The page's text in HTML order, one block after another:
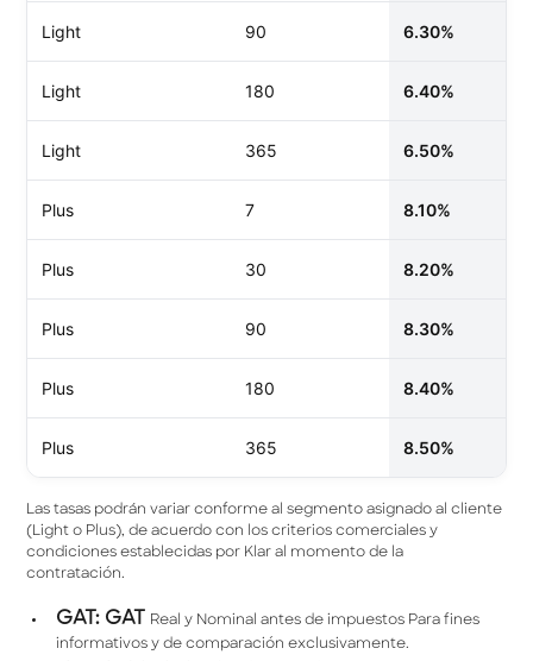
Light 90 6.30%
Light 180 6.40%
Light 365 6.50%
Plus 7 8.10%
Plus 30 8.20%
Plus 90 8.30%
Plus 180 8.40%
Plus 365 8.50%
Las tasas podrán variar conforme al segmento asignado al cliente
(Light o Plus), de acuerdo con los criterios comerciales y
condiciones establecidas por Klar al momento de la
contratación.
GAT: GAT
Real y Nominal antes de impuestos Para fines
informativos y de comparación exclusivamente.